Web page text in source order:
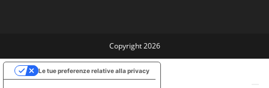
Copyright 2026
Le tue preferenze relative alla privacy